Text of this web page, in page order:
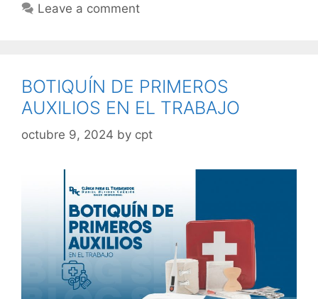
Leave a comment
BOTIQUÍN DE PRIMEROS
AUXILIOS EN EL TRABAJO
octubre 9, 2024 by cpt